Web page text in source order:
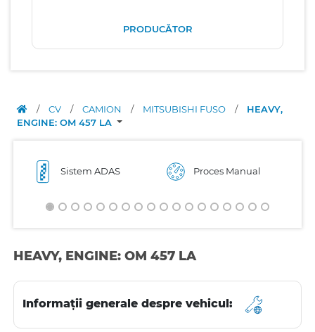
PRODUCĂTOR
/ CV / CAMION / MITSUBISHI FUSO /
HEAVY,
ENGINE: OM 457 LA
Sistem ADAS Proces Manual
HEAVY, ENGINE: OM 457 LA
Informații generale despre vehicul: